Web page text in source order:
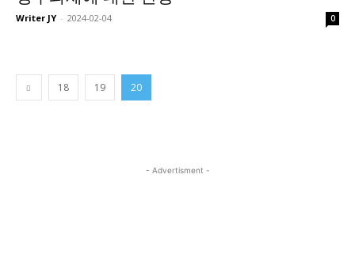
Writer JY - 2024-02-04 0
18 19 20
- Advertisment -